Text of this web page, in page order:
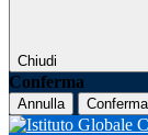
Chiudi
Conferma
Annulla Conferma